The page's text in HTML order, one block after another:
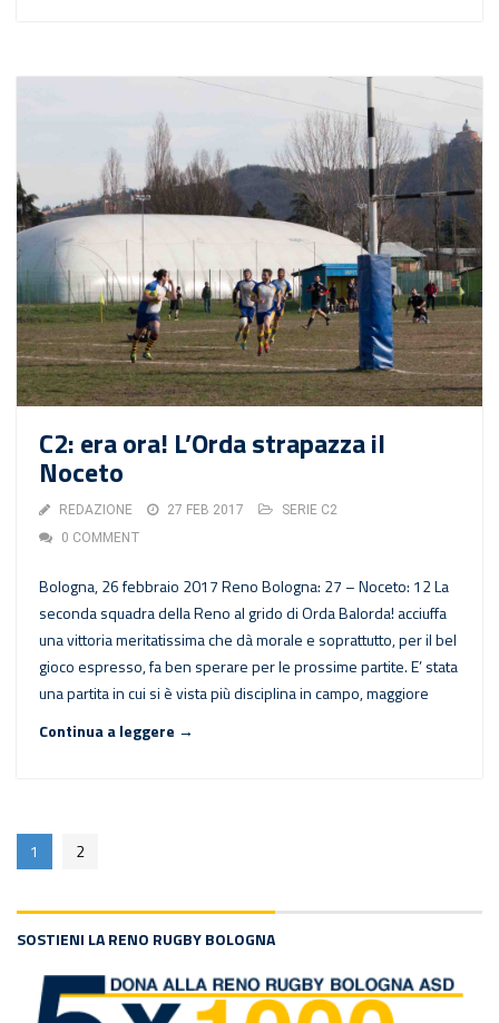
C2: era ora! L’Orda strapazza il
Noceto
REDAZIONE 27 FEB 2017
SERIE C2
0 COMMENT
Bologna, 26 febbraio 2017 Reno Bologna: 27 – Noceto: 12 La
seconda squadra della Reno al grido di Orda Balorda! acciuffa
una vittoria meritatissima che dà morale e soprattutto, per il bel
gioco espresso, fa ben sperare per le prossime partite. E’ stata
una partita in cui si è vista più disciplina in campo, maggiore
Continua a leggere →
1 2
SOSTIENI LA RENO RUGBY BOLOGNA